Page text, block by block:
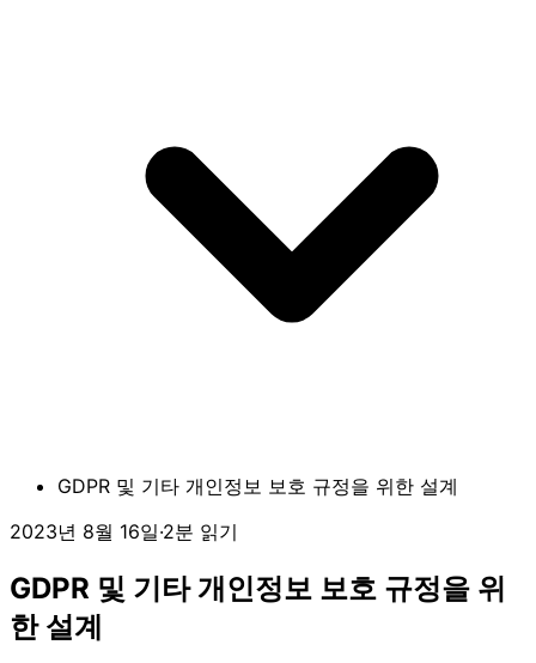
GDPR 및 기타 개인정보 보호 규정을 위한 설계
2023년 8월 16일·2분 읽기
GDPR 및 기타 개인정보 보호 규정을 위
한 설계